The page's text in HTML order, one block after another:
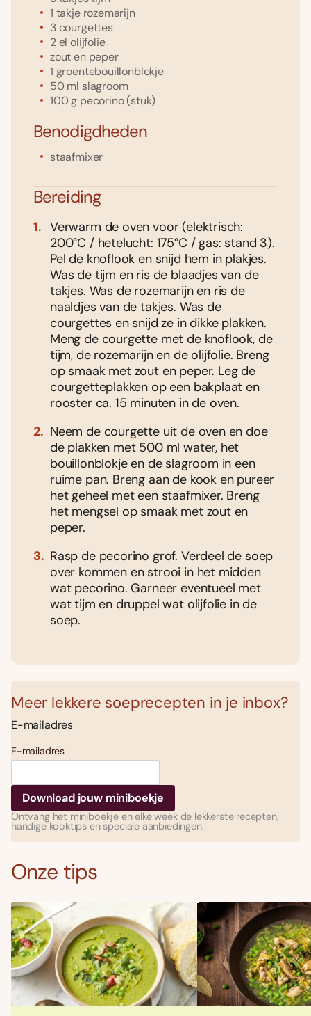
1 takje rozemarijn
3courgettes
2elolijfolie
zout en peper
1 groentebouillonblokje
50 ml slagroom
100g pecorino(stuk)
Benodigdheden
staafmixer
Bereiding
Verwarm de oven voor (elektrisch:
200°C / hetelucht: 175°C / gas: stand 3).
Pel de knoflook en snijd hem in plakjes.
Was de tijm en ris de blaadjes van de
takjes. Was de rozemarijn en ris de
naaldjes van de takjes. Was de
courgettes en snijd ze in dikke plakken.
Meng de courgette met de knoflook, de
tijm, de rozemarijn en de olijfolie. Breng
op smaak met zout en peper. Leg de
courgetteplakken op een bakplaat en
rooster ca. 15 minuten in de oven.
Neem de courgette uit de oven en doe
de plakken met 500 ml water, het
bouillonblokje en de slagroom in een
ruime pan. Breng aan de kook en pureer
het geheel met een staafmixer. Breng
het mengsel op smaak met zout en
peper.
Rasp de pecorino grof. Verdeel de soep
over kommen en strooi in het midden
wat pecorino. Garneer eventueel met
wat tijm en druppel wat olijfolie in de
soep.
Meer lekkere soeprecepten in je inbox?
E-mailadres
E-mailadres
Ontvang het miniboekje en elke week de lekkerste recepten,
handige kooktips en speciale aanbiedingen.
Onze tips